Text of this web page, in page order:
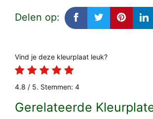
Delen op:
Vind je deze kleurplaat leuk?
4.8 / 5. Stemmen: 4
Gerelateerde